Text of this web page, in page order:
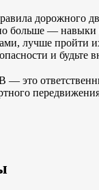
дорожного
больше — навыки
лучше пройти
и будьте
— это